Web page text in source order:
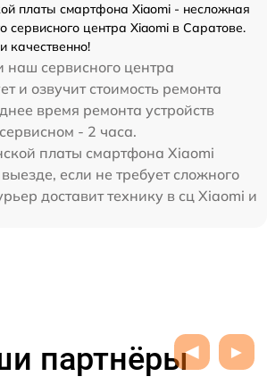
платы смартфона Xiaomi - несложная
сервисного центра Xiaomi в Саратове.
качественно!
наш сервисного центра
и озвучит стоимость ремонта
время ремонта устройств
- 2 часа.
платы смартфона Xiaomi
если не требует сложного
доставит технику в сц Xiaomi и
партнёры